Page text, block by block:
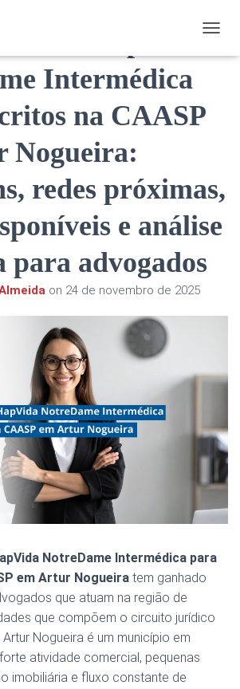
HapVida
Intermédica
na CAASP
Nogueira:
redes próximas,
e análise
para advogados
on 24 de novembro de 2025
NotreDame Intermédica para
em Artur Nogueira tem ganhado
que atuam na região de
que compõem o circuito jurídico
Nogueira é um município em
atividade comercial, pequenas
imobiliária e fluxo constante de